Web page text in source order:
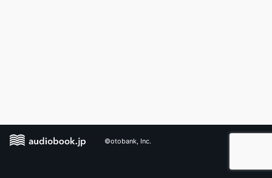
©otobank, Inc.